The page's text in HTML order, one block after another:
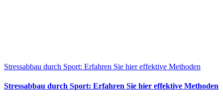
Stressabbau durch Sport: Erfahren Sie hier effektive Methoden
Stressabbau durch Sport: Erfahren Sie hier effektive Methoden